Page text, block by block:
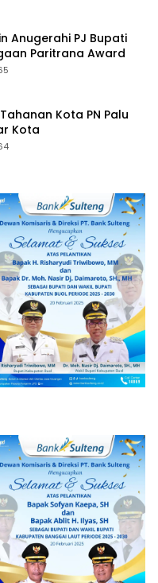
Anugerahi PJ Bupati
Paritrana Award
Kota PN Palu
Kota